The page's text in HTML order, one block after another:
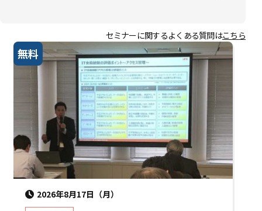
セミナーに関するよくある質問はこちら
無料
2026年8月17日（月）